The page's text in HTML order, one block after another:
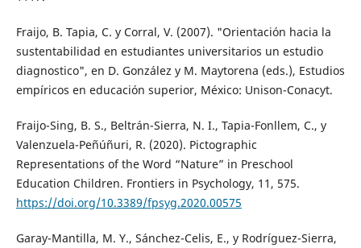
Fraijo, B. Tapia, C. y Corral, V. (2007). "Orientación hacia la
sustentabilidad en estudiantes universitarios un estudio
diagnostico", en D. González y M. Maytorena (eds.), Estudios
empíricos en educación superior, México: Unison-Conacyt.
Fraijo-Sing, B. S., Beltrán-Sierra, N. I., Tapia-Fonllem, C., y
Valenzuela-Peñúñuri, R. (2020). Pictographic
Representations of the Word “Nature” in Preschool
Education Children. Frontiers in Psychology, 11, 575.
https://doi.org/10.3389/fpsyg.2020.00575
Garay-Mantilla, M. Y., Sánchez-Celis, E., y Rodríguez-Sierra,